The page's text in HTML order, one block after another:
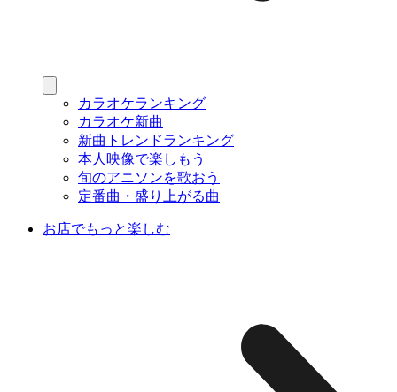
カラオケランキング
カラオケ新曲
新曲トレンドランキング
本人映像で楽しもう
旬のアニソンを歌おう
定番曲・盛り上がる曲
お店でもっと楽しむ